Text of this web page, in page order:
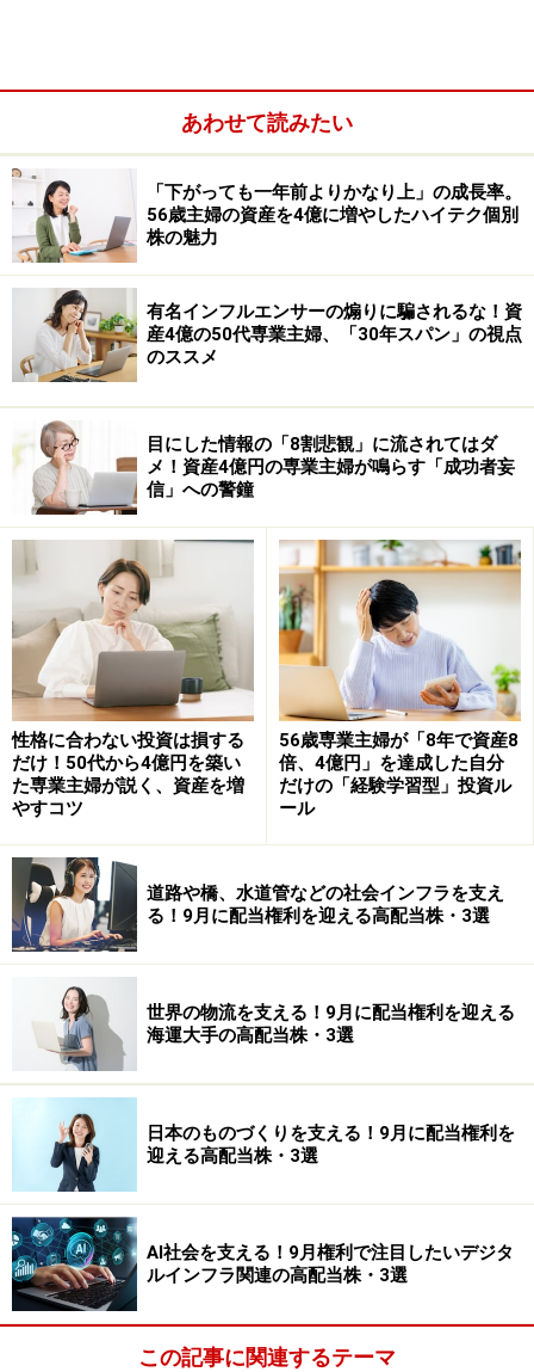
初心者向け！10万円からの資産運用、その種類と特
徴
※記事内容は執筆時点のものです。最新の内容をご確認くださ
い。
本記事の内容は一般的な情報提供を目的としており、特定の金融
商品や投資行動を推奨するものではありません。
投資や資産運用に関する最終的なご判断はご自身の責任において
行ってください。
掲載情報の正確性・完全性については十分に配慮しております
が、その内容を保証するものではなく、これに基づく損失・損害
最新の情報や詳細については、必ず各金融機関やサービス提供者
の公式情報をご確認ください。
【編集部おすすめの購入サイト】
Amazonで資産運用の書籍をチェック！
楽天市場で資産運用関連の書籍をチェック！
【編集部からのお知らせ】
・「家計」について、アンケート（2026/8/31まで）を実施
中です！
※抽選で20名にAmazonギフト券1000円分プレゼント
※謝礼付きの限定アンケートやモニター企画に参加が可能に
あわせて読みたい
「下がっても一年前よりかなり上」の成長率。
56歳主婦の資産を4億に増やしたハイテク個別
株の魅力
有名インフルエンサーの煽りに騙されるな！資
産4億の50代専業主婦、「30年スパン」の視点
のススメ
目にした情報の「8割悲観」に流されてはダ
メ！資産4億円の専業主婦が鳴らす「成功者妄
信」への警鐘
性格に合わない投資は損する
だけ！50代から4億円を築い
た専業主婦が説く、資産を増
やすコツ
56歳専業主婦が「8年で資産8
倍、4億円」を達成した自分
だけの「経験学習型」投資ル
ール
道路や橋、水道管などの社会インフラを支え
る！9月に配当権利を迎える高配当株・3選
世界の物流を支える！9月に配当権利を迎える
海運大手の高配当株・3選
日本のものづくりを支える！9月に配当権利を
迎える高配当株・3選
AI社会を支える！9月権利で注目したいデジタ
ルインフラ関連の高配当株・3選
この記事に関連するテーマ